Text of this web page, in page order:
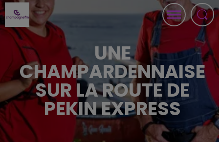
UNE
CHAMPARDENNAISE
SUR LA ROUTE DE
PEKIN EXPRESS